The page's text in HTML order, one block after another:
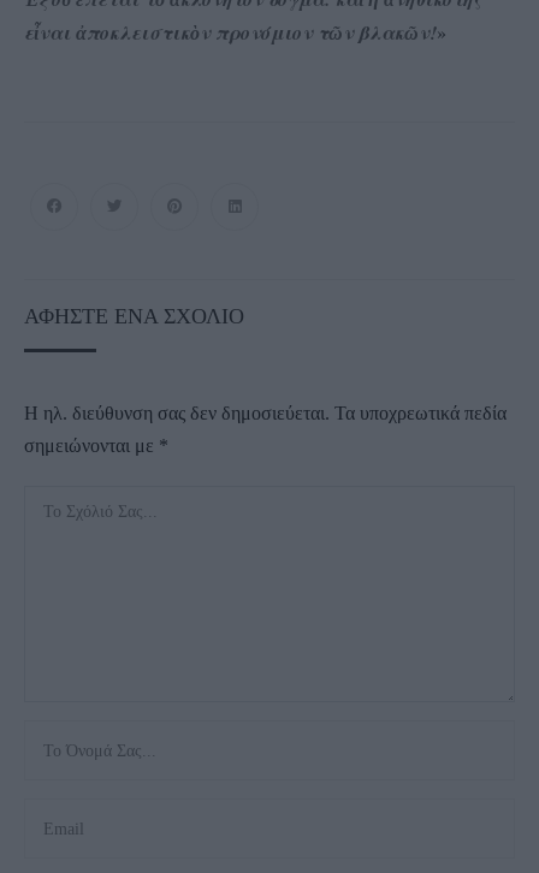
εἶναι ἀποκλειστικὸ ν προνόμιον τῶ ν βλακῶ ν!»
ΑΦΉΣΤΕ ΈΝΑ ΣΧΌΛΙΟ
Η ηλ. διεύθυνση σας δεν δημοσιεύεται. Τα υποχρεωτικά πεδία
σημειώνονται με *